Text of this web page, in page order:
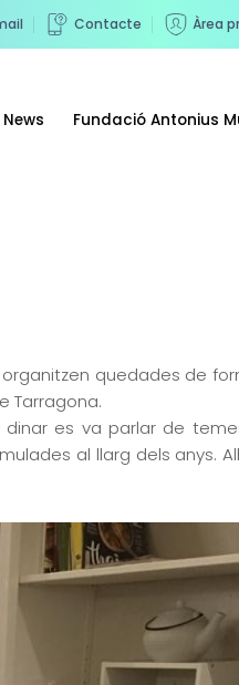
Contacte Àrea
News Fundació Antonius
organitzen quedades de
Tarragona.
es va parlar de
al llarg dels anys.